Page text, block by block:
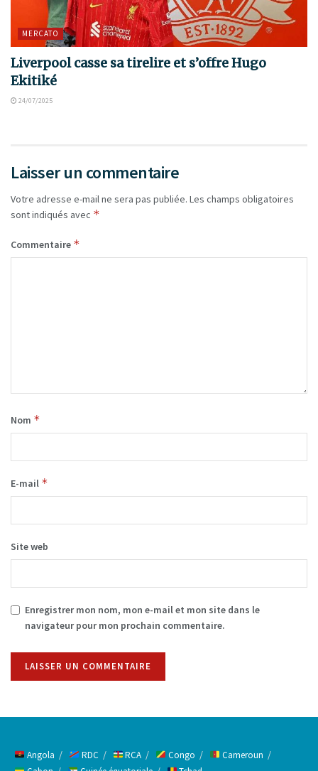
MERCATO
Liverpool casse sa tirelire et s’offre Hugo
Ekitiké
24/07/2025
Laisser un commentaire
Votre adresse e-mail ne sera pas publiée. Les champs obligatoires
sont indiqués avec *
Commentaire *
Nom *
E-mail *
Site web
Enregistrer mon nom, mon e-mail et mon site dans le
navigateur pour mon prochain commentaire.
Angola RDC RCA Congo
Cameroun